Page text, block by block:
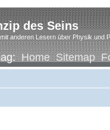
des Seins
anderen Lesern über Physik und
Home Sitemap